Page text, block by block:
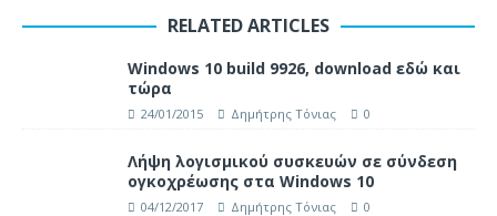
RELATED ARTICLES
Windows 10 build 9926, download εδώ και
τώρα
24/01/2015 Δημήτρης Τόνιας 0
Λήψη λογισμικού συσκευών σε σύνδεση
ογκοχρέωσης στα Windows 10
04/12/2017 Δημήτρης Τόνιας 0